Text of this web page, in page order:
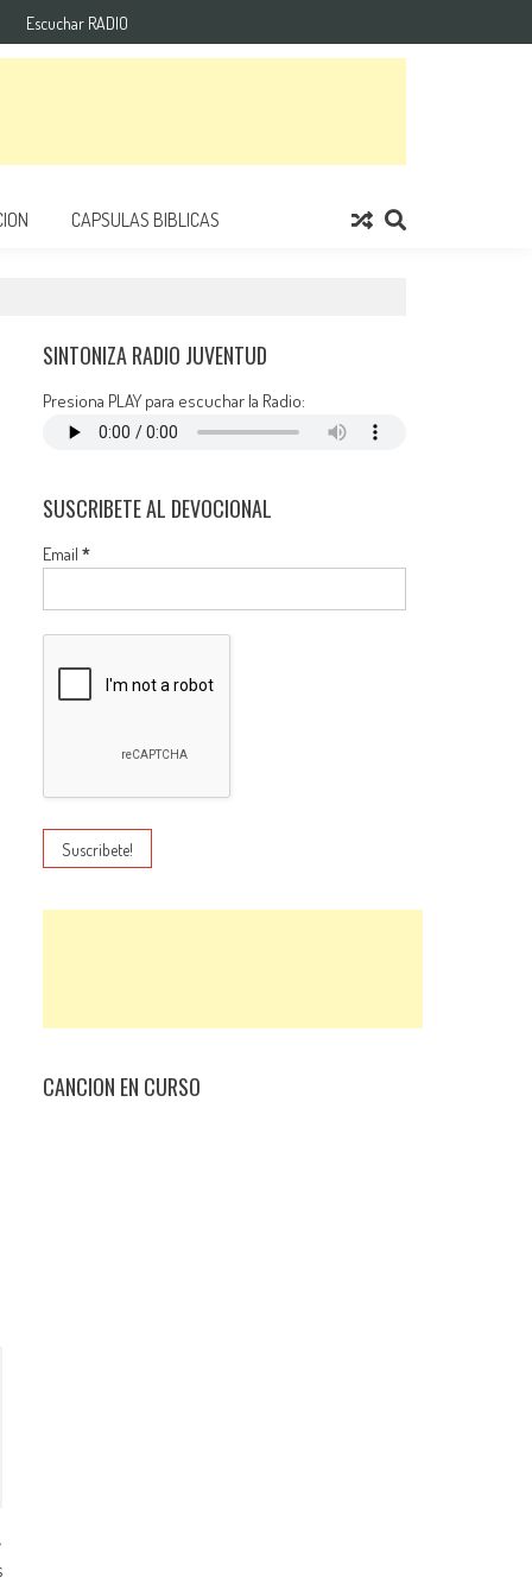
Escuchar RADIO
CAPSULAS BIBLICAS
SINTONIZA RADIO JUVENTUD
Presiona PLAY para escuchar la Radio:
SUSCRIBETE AL DEVOCIONAL
Email*
CANCION EN CURSO